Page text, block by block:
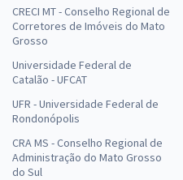
CRECI MT - Conselho Regional de
Corretores de Imóveis do Mato
Grosso
Universidade Federal de
Catalão - UFCAT
UFR - Universidade Federal de
Rondonópolis
CRA MS - Conselho Regional de
Administração do Mato Grosso
do Sul